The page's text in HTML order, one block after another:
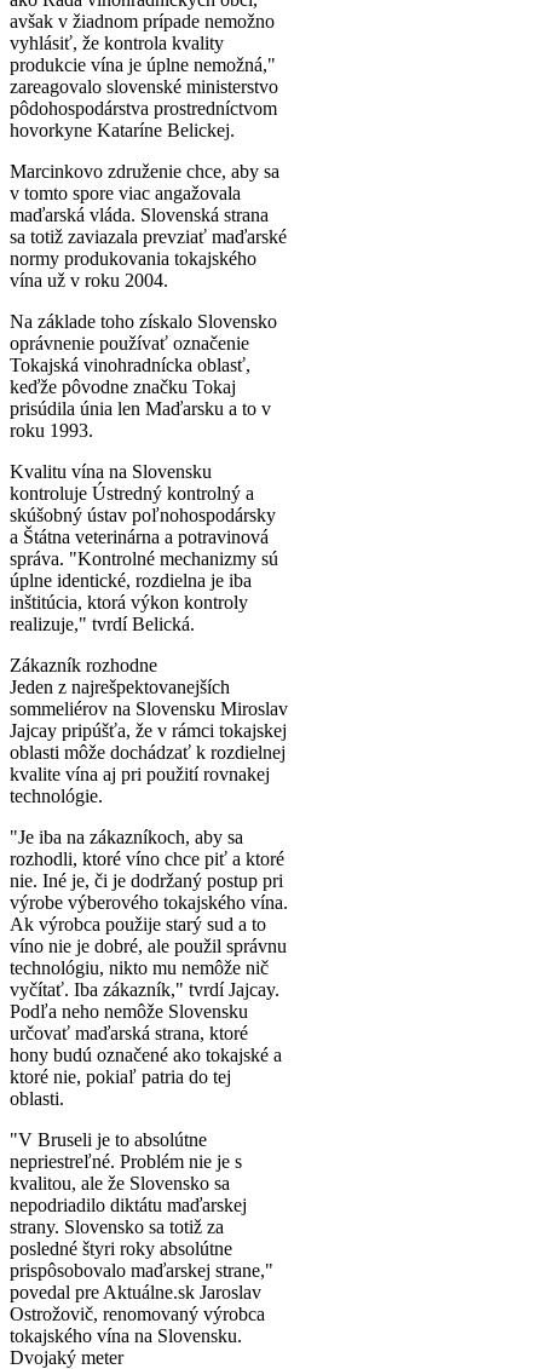
avšak v žiadnom prípade nemožno
vyhlásiť, že kontrola kvality
produkcie vína je úplne nemožná,"
zareagovalo slovenské ministerstvo
pôdohospodárstva prostredníctvom
hovorkyne Kataríne Belickej.
Marcinkovo združenie chce, aby sa
v tomto spore viac angažovala
maďarská vláda. Slovenská strana
sa totiž zaviazala prevziať maďarské
normy produkovania tokajského
vína už v roku 2004.
Na základe toho získalo Slovensko
oprávnenie používať označenie
Tokajská vinohradnícka oblasť,
keďže pôvodne značku Tokaj
prisúdila únia len Maďarsku a to v
roku 1993.
Kvalitu vína na Slovensku
kontroluje Ústredný kontrolný a
skúšobný ústav poľnohospodársky
a Štátna veterinárna a potravinová
správa. "Kontrolné mechanizmy sú
úplne identické, rozdielna je iba
inštitúcia, ktorá výkon kontroly
realizuje," tvrdí Belická.
Zákazník rozhodne
Jeden z najrešpektovanejších
sommeliérov na Slovensku Miroslav
Jajcay pripúšťa, že v rámci tokajskej
oblasti môže dochádzať k rozdielnej
kvalite vína aj pri použití rovnakej
technológie.
"Je iba na zákazníkoch, aby sa
rozhodli, ktoré víno chce piť a ktoré
nie. Iné je, či je dodržaný postup pri
výrobe výberového tokajského vína.
Ak výrobca použije starý sud a to
víno nie je dobré, ale použil správnu
technológiu, nikto mu nemôže nič
vyčítať. Iba zákazník," tvrdí Jajcay.
Podľa neho nemôže Slovensku
určovať maďarská strana, ktoré
hony budú označené ako tokajské a
ktoré nie, pokiaľ patria do tej
oblasti.
"V Bruseli je to absolútne
nepriestreľné. Problém nie je s
kvalitou, ale že Slovensko sa
nepodriadilo diktátu maďarskej
strany. Slovensko sa totiž za
posledné štyri roky absolútne
prispôsobovalo maďarskej strane,"
povedal pre Aktuálne.sk Jaroslav
Ostrožovič, renomovaný výrobca
tokajského vína na Slovensku.
Dvojaký meter